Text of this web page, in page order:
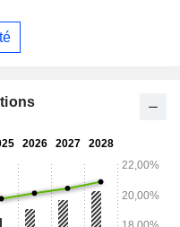
ses activités sur